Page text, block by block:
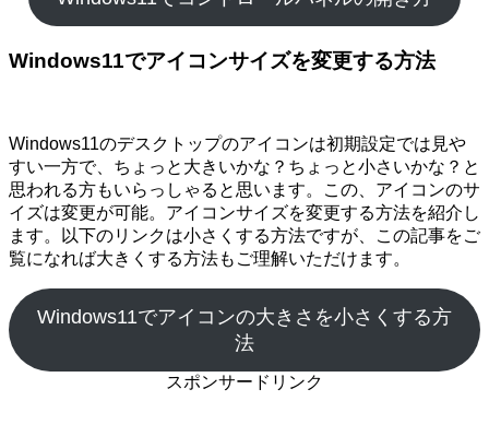
Windows11でアイコンサイズを変更する方法
Windows11のデスクトップのアイコンは初期設定では見や
すい一方で、ちょっと大きいかな？ちょっと小さいかな？と
思われる方もいらっしゃると思います。この、アイコンのサ
イズは変更が可能。アイコンサイズを変更する方法を紹介し
ます。以下のリンクは小さくする方法ですが、この記事をご
覧になれば大きくする方法もご理解いただけます。
Windows11でアイコンの大きさを小さくする方
法
スポンサードリンク